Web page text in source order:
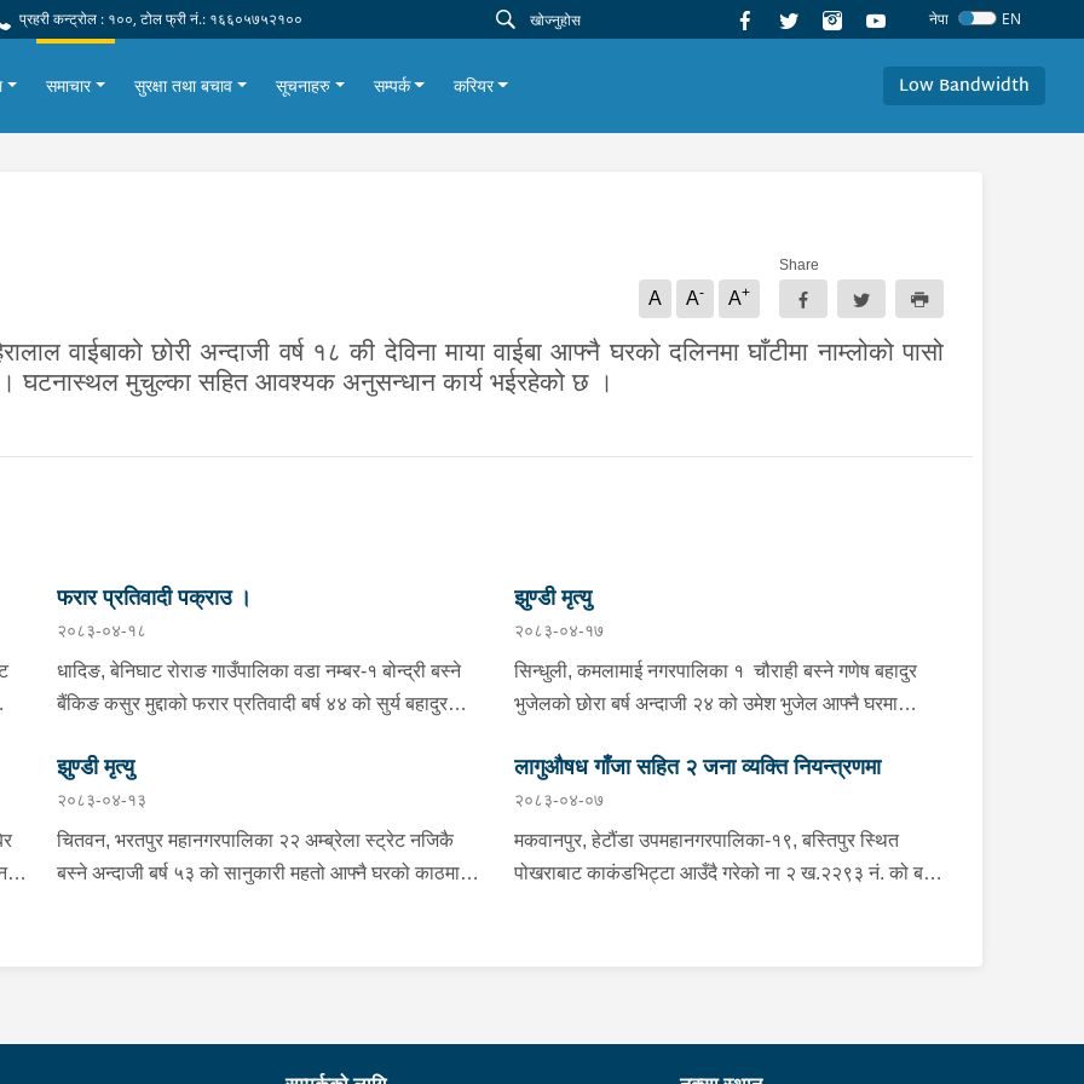
प्रहरी कन्ट्रोल : १००, टोल फ्री नं.: १६६०५७५२१०० नेपा EN
समाचार सुरक्षा तथा बचाव सूचनाहरु सम्पर्क करियर Low Bandwidth
A A- A+
Share
वाईबाको छोरी अन्दाजी वर्ष १८ की देविना माया वाईबा आफ्नै घरको दलिनमा घाँटीमा नाम्लोको पासो
। घटनास्थल मुचुल्का सहित आवश्यक अनुसन्धान कार्य भईरहेको छ ।
फरार प्रतिवादी पक्राउ ।
२०८३-०४-१८
धादिङ, बेनिघाट रोराङ गाउँपालिका वडा नम्बर-१ बोन्द्री बस्ने
बैंकिङ कसुर मुद्दाको फरार प्रतिवादी बर्ष ४४ को सुर्य बहादुर
झुण्डी मृत्यु
२०८३-०४-१७
सिन्धुली, कमलामाई नगरपालिका १ चौराही बस्ने गणेष बहादुर
भुजेलको छोरा बर्ष अन्दाजी २४ को उमेश भुजेल आफ्नै घरमा
प्राप्त हुनासाथ प्रहरी टोली खटिगई घटनास्थलमा मुचुल्का
सहित थप अनुसन्धान कार्य भइरहेको ।
झुण्डी मृत्यु
२०८३-०४-१३
चितवन, भरतपुर महानगरपालिका २२ अम्ब्रेला स्ट्रेट नजिकै
बस्ने अन्दाजी बर्ष ५३ को सानुकारी महतो आफ्नै घरको काठमा
लागुऔषध गाँजा सहित २ जना व्यक्ति नियन्त्रणमा
२०८३-०४-०७
मकवानपुर, हेटौंडा उपमहानगरपालिका-१९, बस्तिपुर स्थित
पोखराबाट काकंडभिट्टा आउँदै गरेको ना २ ख.२२९३ नं. को बस